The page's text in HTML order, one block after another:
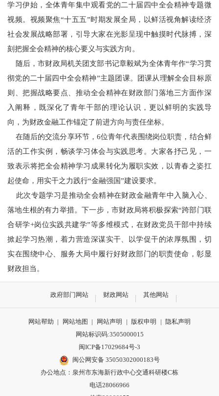
学习伊始，全体青年集中观看党的二十届四中全会精神专题微
视频。视频聚焦“十五五”时期发展全局，以鲜活视角解读经济
社会发展战略部署，引导大家在光影呈现中触摸时代脉搏，深
刻把握全会精神的核心要义与实践方向。
随后，市财政局机关团支部书记章毅斌为全体青年作“学习贯
彻党的二十届四中全会精神”主题团课。团课从理解全会目标原
则、把握战略要点、推动全会精神在财政部门落地三方面作深
入阐释，既深化了青年干部的理论认识，更以鲜明的实践导
向，为财政金融工作锚定了前进方向与责任坐标。
在随后的交流分享环节，6位青年代表围绕岗位职责，结合鲜
活的工作实例，畅谈学习体会与实践思考。大家各抒己见，一
致表示将把全会精神学习成果转化为履职实效，以青春之姿扛
起使命，用实干之力践行“金融强国”建设要求。
此次专题学习是推动全会精神在财政金融青年中入脑入心、
落地生根的有力举措。下一步，市财政局将积极探索“跨部门联
合研学+岗位实践共建学”等多维模式，在财政党员干部中持续
掀起学习热潮，着力营造深谋实干、以学促干的浓厚氛围，切
实在围绕中心、服务大局中履行好财政部门的职责使命，彰显
财政担当。
政府部门网站 财政网站 其他网站
网站帮助 | 网站地图 | 网站声明 | 版权申明 | 隐私声明
网站标识码:3505000015
闽ICP备17029684号-3
闽公网安备 35050302000183号
办公地点：泉州市东海新行政中心交通科研楼C栋
电话28066966